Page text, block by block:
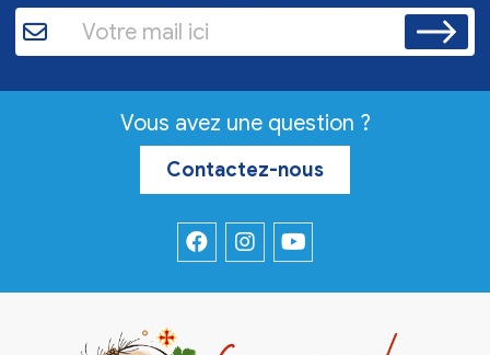
Vous avez une question ?
Contactez-nous